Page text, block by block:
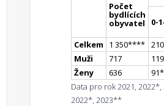
Počet
bydlících
obyvatel 0-
Celkem
1 350**** 210
Muži
717 119
Ženy
636 91*
Data pro rok 2021,
2022*, 2023**